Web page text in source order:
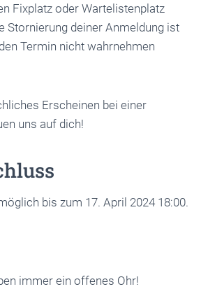
Fixplatz oder Wartelistenplatz
Stornierung deiner Anmeldung ist
Termin nicht wahrnehmen
Erscheinen bei einer
uns auf dich!
bis zum 17. April 2024 18:00.
immer ein offenes Ohr!